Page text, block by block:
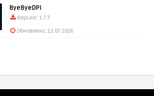
ByeByeDPI
Версия: 1.7.7
Обновлено: 23.07.2026